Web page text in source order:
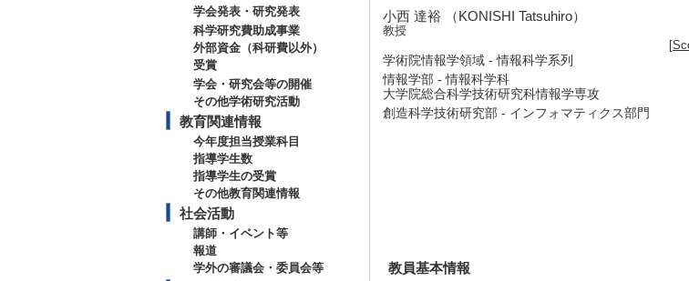
学会発表・研究発表
科学研究費助成事業
外部資金（科研費以外）
受賞
学会・研究会等の開催
その他学術研究活動
教育関連情報
今年度担当授業科目
指導学生数
指導学生の受賞
その他教育関連情報
社会活動
講師・イベント等
報道
学外の審議会・委員会等
小西 達裕 （KONISHI Tatsuhiro）
教授
学術院情報学領域 - 情報科学系列
情報学部 - 情報科学科
大学院総合科学技術研究科情報学専攻
創造科学技術研究部 - インフォマティクス部門
教員基本情報